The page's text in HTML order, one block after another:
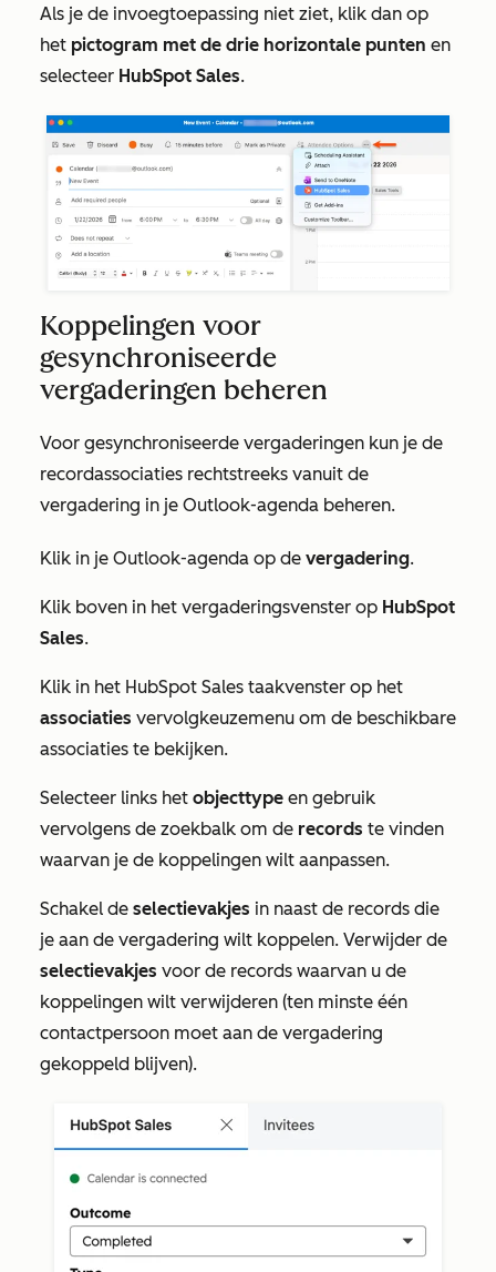
Als je de invoegtoepassing niet ziet, klik dan op
het pictogram met de drie horizontale punten en
selecteer HubSpot Sales.
Koppelingen voor
gesynchroniseerde
vergaderingen beheren
Voor gesynchroniseerde vergaderingen kun je de
recordassociaties rechtstreeks vanuit de
vergadering in je Outlook-agenda beheren.
Klik in je Outlook-agenda op de vergadering.
Klik boven in het vergaderingsvenster op HubSpot
Sales.
Klik in het HubSpot Sales taakvenster op het
associaties vervolgkeuzemenu om de beschikbare
associaties te bekijken.
Selecteer links het objecttype en gebruik
vervolgens de zoekbalk om de records te vinden
waarvan je de koppelingen wilt aanpassen.
Schakel de selectievakjes in naast de records die
je aan de vergadering wilt koppelen. Verwijder de
selectievakjes voor de records waarvan u de
koppelingen wilt verwijderen (ten minste één
contactpersoon moet aan de vergadering
gekoppeld blijven).